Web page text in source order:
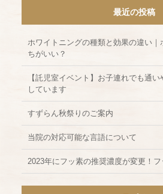
最近の投稿
ホワイトニングの種類と効果の違い｜
ちがいい？
【託児室イベント】お子連れでも通
しています
すずらん秋祭りのご案内
当院の対応可能な言語について
2023年にフッ素の推奨濃度が変更！